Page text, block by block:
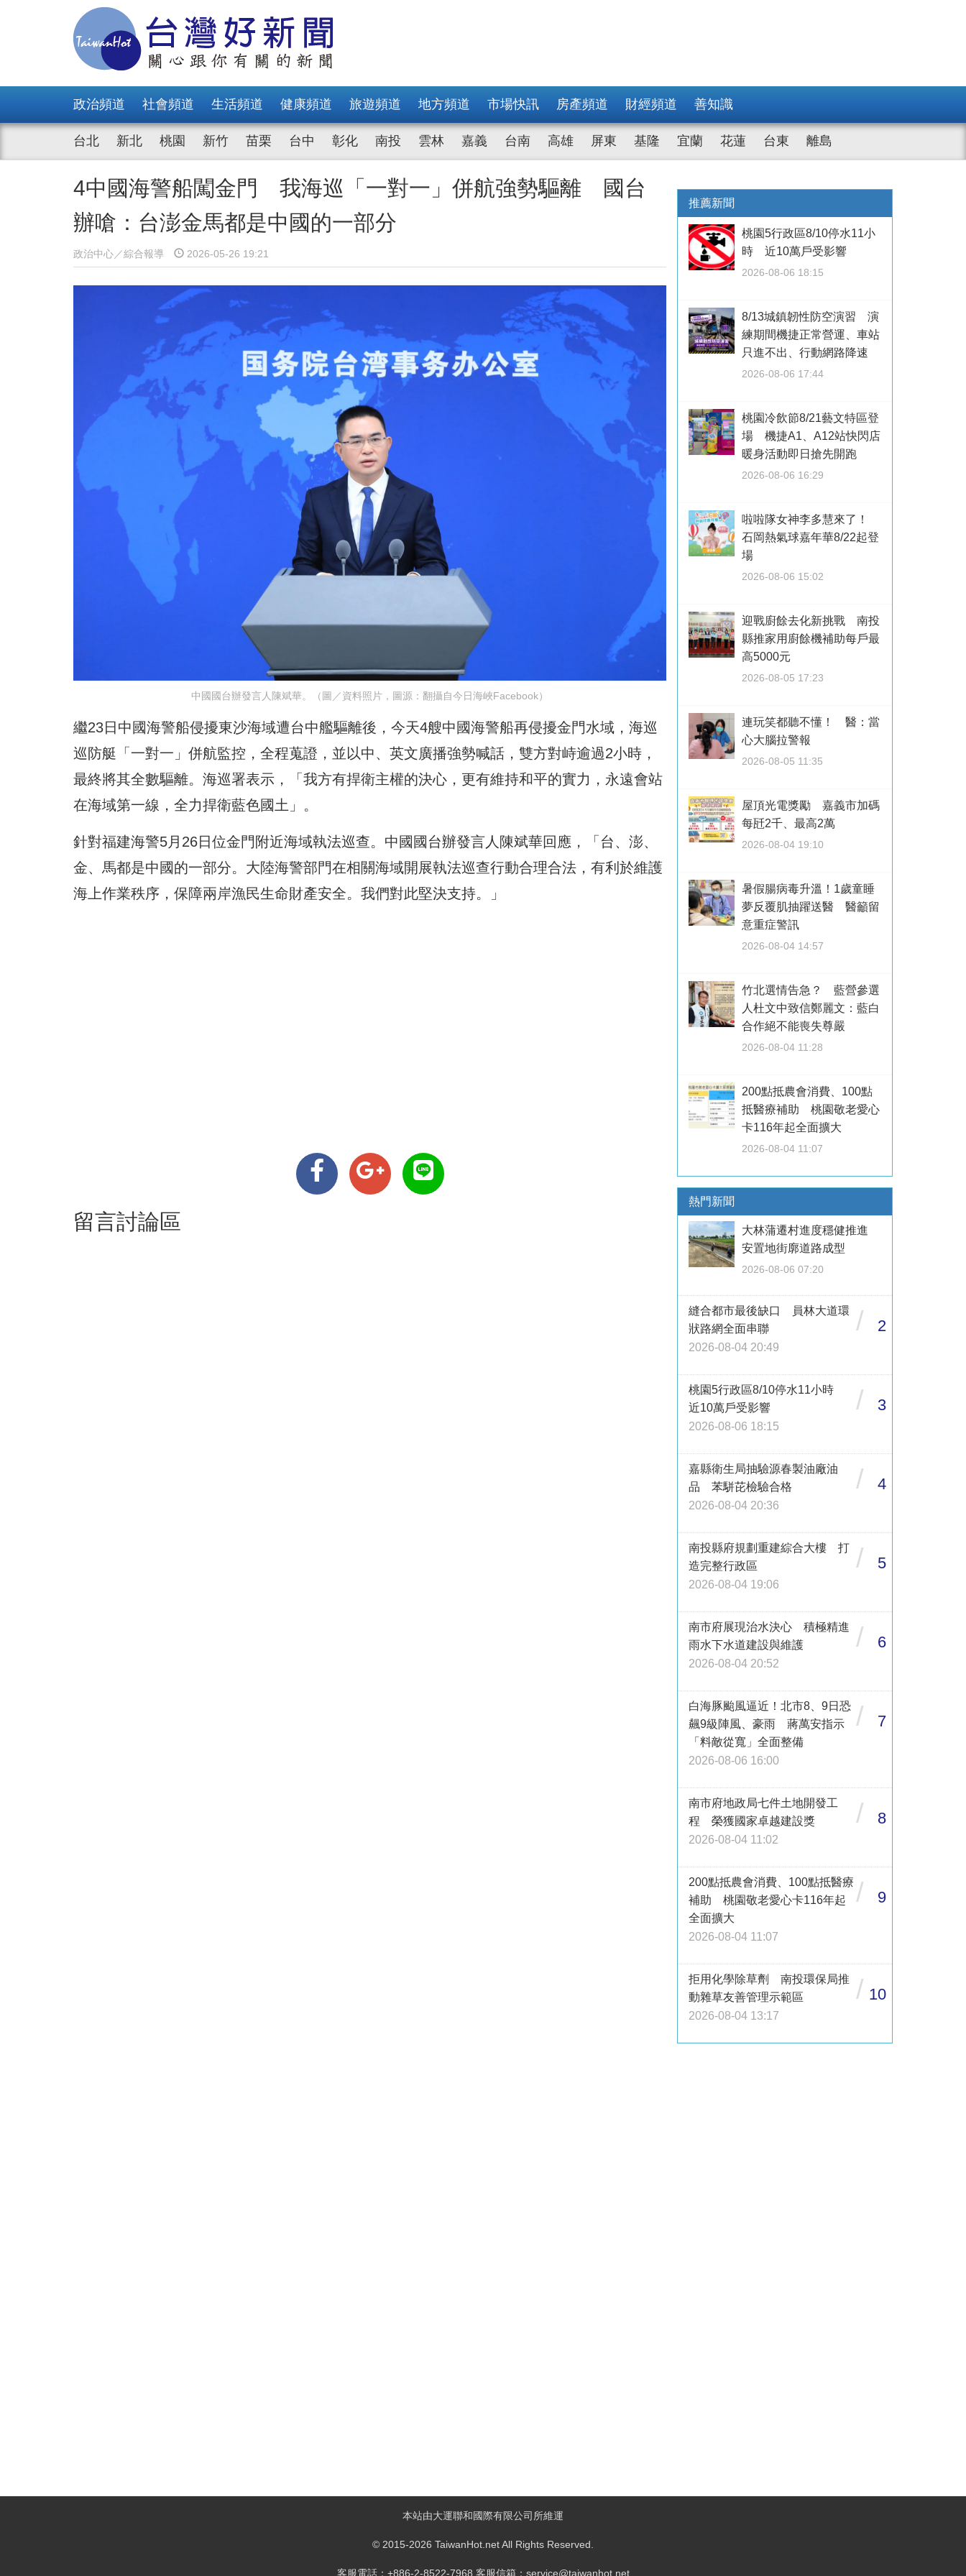
政治頻道 社會頻道 生活頻道 健康頻道 旅遊頻道 地方頻道 市場快訊 房產頻道 財經頻道 善知識
台北 新北 桃園 新竹 苗栗 台中 彰化 南投 雲林 嘉義 台南 高雄 屏東 基隆 宜蘭 花蓮 台東 離島
4中國海警船闖金門 我海巡「一對一」併航強勢驅離 國台
辦嗆：台澎金馬都是中國的一部分
政治中心／綜合報導 2026-05-26 19:21
中國國台辦發言人陳斌華。（圖／資料照片，圖源：翻攝自今日海峽Facebook）
繼23日中國海警船侵擾東沙海域遭台中艦驅離後，今天4艘中國海警船再侵擾金門水域，海巡
巡防艇「一對一」併航監控，全程蒐證，並以中、英文廣播強勢喊話，雙方對峙逾過2小時，
最終將其全數驅離。海巡署表示，「我方有捍衛主權的決心，更有維持和平的實力，永遠會站
在海域第一線，全力捍衛藍色國土」。
針對福建海警5月26日位金門附近海域執法巡查。中國國台辦發言人陳斌華回應，「台、澎、
金、馬都是中國的一部分。大陸海警部門在相關海域開展執法巡查行動合理合法，有利於維護
海上作業秩序，保障兩岸漁民生命財產安全。我們對此堅決支持。」
留言討論區
推薦新聞
桃園5行政區8/10停水11小
時 近10萬戶受影響
2026-08-06 18:15
8/13城鎮韌性防空演習 演
練期間機捷正常營運、車站
只進不出、行動網路降速
2026-08-06 17:44
桃園冷飲節8/21藝文特區登
場 機捷A1、A12站快閃店
暖身活動即日搶先開跑
2026-08-06 16:29
啦啦隊女神李多慧來了！
石岡熱氣球嘉年華8/22起登
場
2026-08-06 15:02
迎戰廚餘去化新挑戰 南投
縣推家用廚餘機補助每戶最
高5000元
2026-08-05 17:23
連玩笑都聽不懂！ 醫：當
心大腦拉警報
2026-08-05 11:35
屋頂光電獎勵 嘉義市加碼
每瓩2千、最高2萬
2026-08-04 19:10
暑假腸病毒升溫！1歲童睡
夢反覆肌抽躍送醫 醫籲留
意重症警訊
2026-08-04 14:57
竹北選情告急？ 藍營參選
人杜文中致信鄭麗文：藍白
合作絕不能喪失尊嚴
2026-08-04 11:28
200點抵農會消費、100點
抵醫療補助 桃園敬老愛心
卡116年起全面擴大
2026-08-04 11:07
熱門新聞
大林蒲遷村進度穩健推進
安置地街廓道路成型
2026-08-06 07:20
縫合都市最後缺口 員林大道環
狀路網全面串聯
2026-08-04 20:49
/ 2
桃園5行政區8/10停水11小時
近10萬戶受影響
2026-08-06 18:15
/ 3
嘉縣衛生局抽驗源春製油廠油
品 苯駢芘檢驗合格
2026-08-04 20:36
/ 4
南投縣府規劃重建綜合大樓 打
造完整行政區
2026-08-04 19:06
/ 5
南市府展現治水決心 積極精進
雨水下水道建設與維護
2026-08-04 20:52
/ 6
白海豚颱風逼近！北市8、9日恐
飆9級陣風、豪雨 蔣萬安指示
「料敵從寬」全面整備
2026-08-06 16:00
/ 7
南市府地政局七件土地開發工
程 榮獲國家卓越建設獎
2026-08-04 11:02
/ 8
200點抵農會消費、100點抵醫療
補助 桃園敬老愛心卡116年起
全面擴大
2026-08-04 11:07
/ 9
拒用化學除草劑 南投環保局推
動雜草友善管理示範區
2026-08-04 13:17
/ 10
本站由大運聯和國際有限公司所維運
© 2015-2026 TaiwanHot.net All Rights Reserved.
客服電話：+886-2-8522-7968 客服信箱：service@taiwanhot.net